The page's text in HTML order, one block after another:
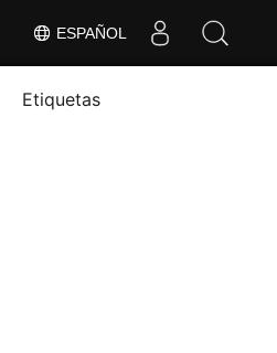
ESPAÑOL
Etiquetas